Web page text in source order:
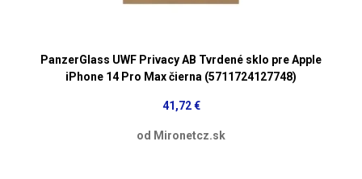
PanzerGlass UWF Privacy AB Tvrdené sklo pre Apple
iPhone 14 Pro Max čierna (5711724127748)
41,72 €
od Mironetcz.sk